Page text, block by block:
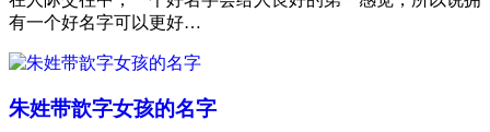
有一个好名字可以更好…
朱姓带歆字女孩的名字